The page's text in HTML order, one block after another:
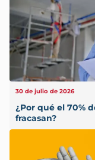
30 de julio de 2026
¿Por qué el 70%
fracasan?